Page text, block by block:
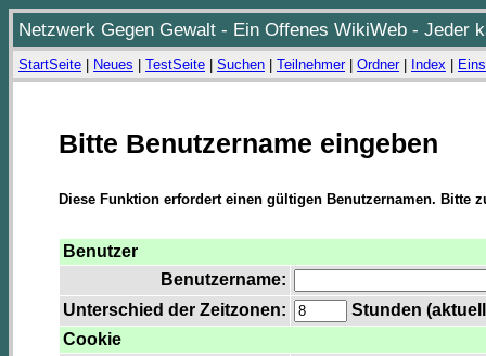
Netzwerk Gegen Gewalt - Ein Offenes WikiWeb - Jeder
StartSeite Neues TestSeite Suchen Teilnehmer| Ordner| Index
Bitte Benutzername eingeben
Diese Funktion erfordert einen gültigen Benutzernamen. Bitte
Benutzer
Benutzername:
Unterschied der Zeitzonen:
Stunden
Cookie